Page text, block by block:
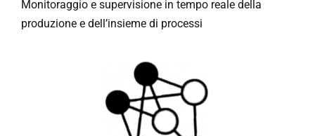
Monitoraggio e supervisione in tempo reale della
produzione e dell’insieme di processi